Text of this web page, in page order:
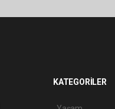
KATEGORİLER